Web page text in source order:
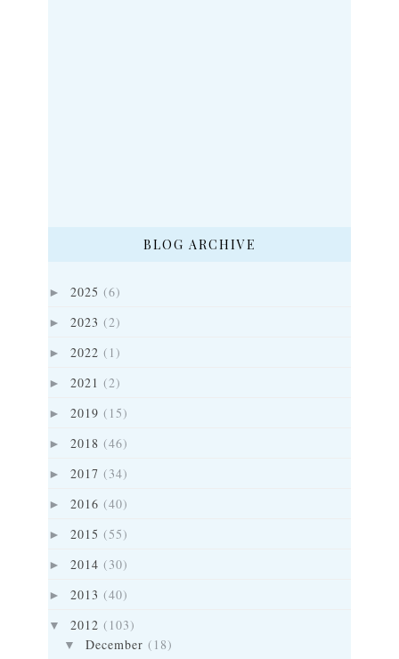
BLOG ARCHIVE
► 2025 (6)
► 2023 (2)
► 2022 (1)
► 2021 (2)
► 2019 (15)
► 2018 (46)
► 2017 (34)
► 2016 (40)
► 2015 (55)
► 2014 (30)
► 2013 (40)
▼ 2012 (103)
▼ December (18)